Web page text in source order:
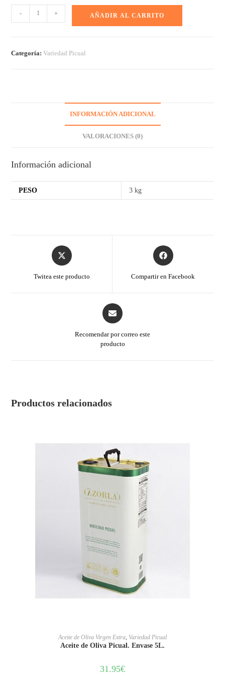
- + AÑADIR AL CARRITO
Categoría:Variedad Picual
INFORMACIÓN ADICIONAL
VALORACIONES (0)
Información adicional
PESO 3 kg
Twitea este producto Compartir en Facebook
Recomendar por correo este
producto
Productos relacionados
AÑADIR AL CARRITO
Aceite de Oliva Virgen Extra Variedad Picual
Aceite de Oliva Picual. Envase 5L.
31.95€